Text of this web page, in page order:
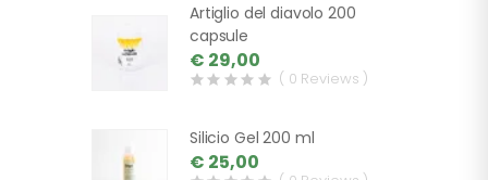
Artiglio del diavolo 200
capsule
€ 29,00
( 0 Reviews )
Silicio Gel 200 ml
€ 25,00